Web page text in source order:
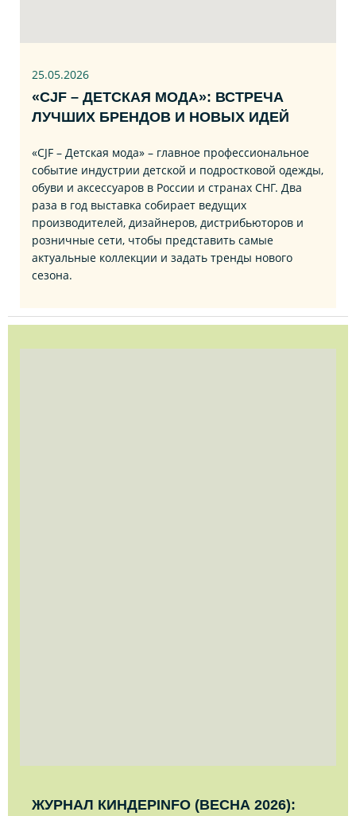
25.05.2026
«CJF – ДЕТСКАЯ МОДА»: ВСТРЕЧА
ЛУЧШИХ БРЕНДОВ И НОВЫХ ИДЕЙ
«CJF – Детская мода» – главное профессиональное
событие индустрии детской и подростковой одежды,
обуви и аксессуаров в России и странах СНГ. Два
раза в год выставка собирает ведущих
производителей, дизайнеров, дистрибьюторов и
розничные сети, чтобы представить самые
актуальные коллекции и задать тренды нового
сезона.
ЖУРНАЛ КИНДЕРINFO (ВЕСНА 2026):